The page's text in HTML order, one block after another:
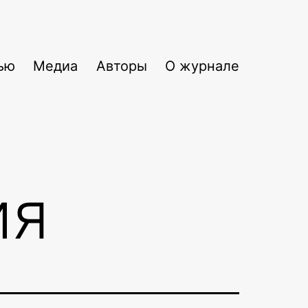
Медиа Авторы О журнале